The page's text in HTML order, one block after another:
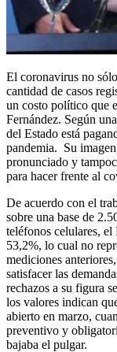
El coronavirus no
cantidad de casos
un costo político que
Fernández. Según
del Estado está
pandemia. Su
pronunciado y
para hacer frente al
De acuerdo con el
sobre una base de
teléfonos celulares, el
53,2%, lo cual no
mediciones
satisfacer las
rechazos a su figura
los valores indican
abierto en marzo,
preventivo y
bajaba el pulgar.